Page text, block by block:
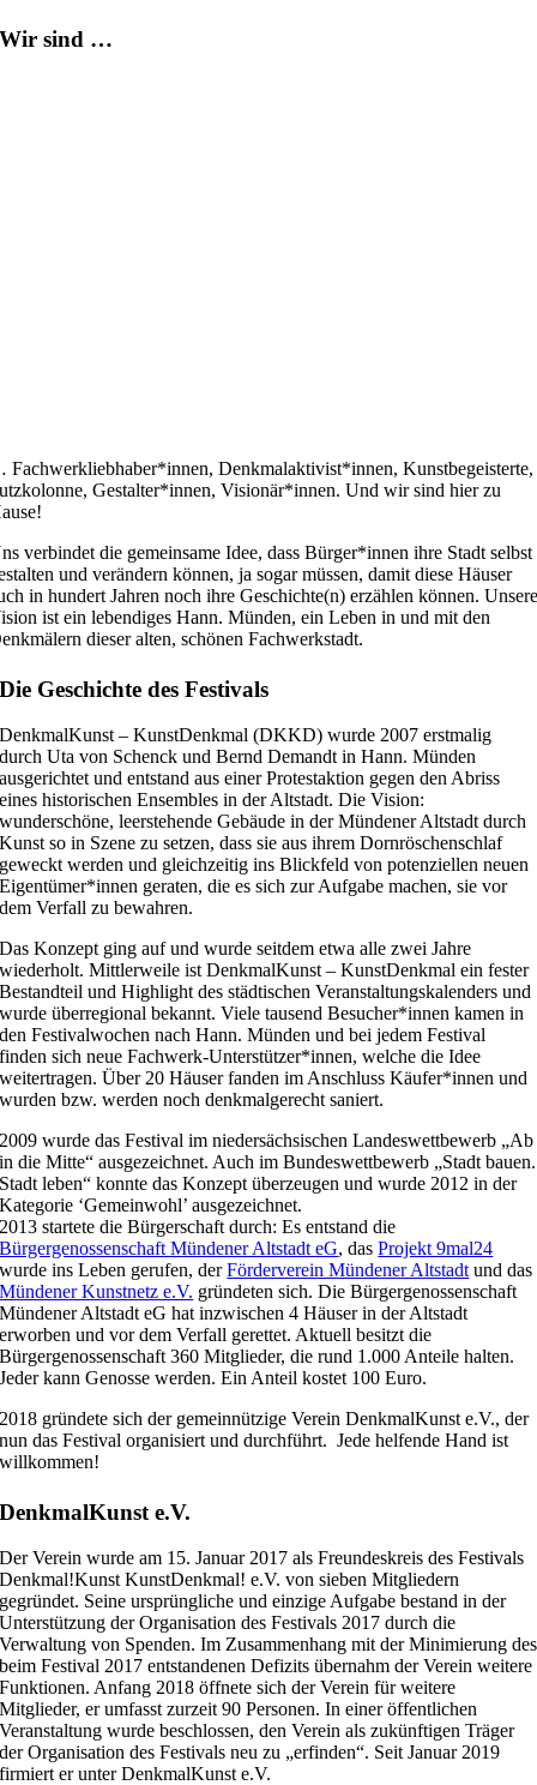
Wir sind …
Denkmalaktivist*innen, Kunstbegeisterte,
Gestalter*innen, Visionär*innen. Und wir sind hier zu
verbindet die gemeinsame Idee, dass Bürger*innen ihre Stadt selbst
und verändern können, ja sogar müssen, damit diese Häuser
in hundert Jahren noch ihre Geschichte(n) erzählen können.
ist ein lebendiges Hann. Münden, ein Leben in und mit den
dieser alten, schönen Fachwerkstadt.
Die Geschichte des Festivals
DenkmalKunst – KunstDenkmal (DKKD) wurde 2007 erstmalig
durch Uta von Schenck und Bernd Demandt in Hann. Münden
ausgerichtet und entstand aus einer Protestaktion gegen den Abriss
eines historischen Ensembles in der Altstadt. Die Vision:
wunderschöne, leerstehende Gebäude in der Mündener Altstadt durch
Kunst so in Szene zu setzen, dass sie aus ihrem Dornröschenschlaf
geweckt werden und gleichzeitig ins Blickfeld von potenziellen neuen
Eigentümer*innen geraten, die es sich zur Aufgabe machen, sie vor
dem Verfall zu bewahren.
Das Konzept ging auf und wurde seitdem etwa alle zwei Jahre
wiederholt. Mittlerweile ist DenkmalKunst – KunstDenkmal ein fester
Bestandteil und Highlight des städtischen Veranstaltungskalenders und
wurde überregional bekannt. Viele tausend Besucher*innen kamen in
den Festivalwochen nach Hann. Münden und bei jedem Festival
finden sich neue Fachwerk-Unterstützer*innen, welche die Idee
weitertragen. Über 20 Häuser fanden im Anschluss Käufer*innen und
wurden bzw. werden noch denkmalgerecht saniert.
2009 wurde das Festival im niedersächsischen Landeswettbewerb „Ab
in die Mitte“ ausgezeichnet. Auch im Bundeswettbewerb „Stadt bauen.
Stadt leben“ konnte das Konzept überzeugen und wurde 2012 in der
Kategorie ‘Gemeinwohl’ ausgezeichnet.
2013 startete die Bürgerschaft durch: Es entstand die
Bürgergenossenschaft Mündener Altstadt eG, dasProjekt 9mal24
wurde ins Leben gerufen, derFörderverein Mündener Altstadt und das
Mündener Kunstnetz e.V. gründeten sich. Die Bürgergenossenschaft
Mündener Altstadt eG hat inzwischen 4 Häuser in der Altstadt
erworben und vor dem Verfall gerettet. Aktuell besitzt die
Bürgergenossenschaft 360 Mitglieder, die rund 1.000 Anteile halten.
Jeder kann Genosse werden. Ein Anteil kostet 100 Euro.
2018 gründete sich der gemeinnützige Verein DenkmalKunst e.V., der
nun das Festival organisiert und durchführt. Jede helfende Hand ist
willkommen!
DenkmalKunst e.V.
Der Verein wurde am 15. Januar 2017 als Freundeskreis des Festivals
Denkmal!Kunst KunstDenkmal! e.V. von sieben Mitgliedern
gegründet. Seine ursprüngliche und einzige Aufgabe bestand in der
Unterstützung der Organisation des Festivals 2017 durch die
Verwaltung von Spenden. Im Zusammenhang mit der Minimierung des
beim Festival 2017 entstandenen Defizits übernahm der Verein weitere
Funktionen. Anfang 2018 öffnete sich der Verein für weitere
Mitglieder, er umfasst zurzeit 90 Personen. In einer öffentlichen
Veranstaltung wurde beschlossen, den Verein als zukünftigen Träger
der Organisation des Festivals neu zu „erfinden“. Seit Januar 2019
firmiert er unter DenkmalKunst e.V.